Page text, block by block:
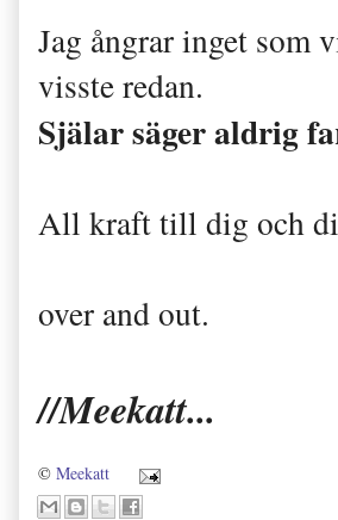
Jag ångrar inget som
visste redan.
Själar säger aldrig
All kraft till dig och
over and out.
//Meekatt...
© Meekatt